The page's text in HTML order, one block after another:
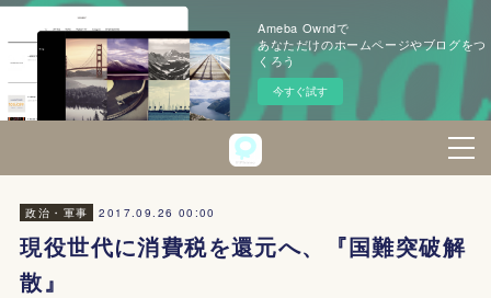
Ameba Owndで
あなただけのホームページやブログをつ
くろう
今すぐ試す
政治・軍事 2017.09.26 00:00
現役世代に消費税を還元へ、『国難突破解
散』